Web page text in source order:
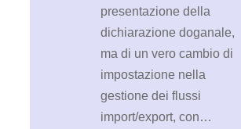
presentazione della
dichiarazione doganale,
ma di un vero cambio di
impostazione nella
gestione dei flussi
import/export, con…